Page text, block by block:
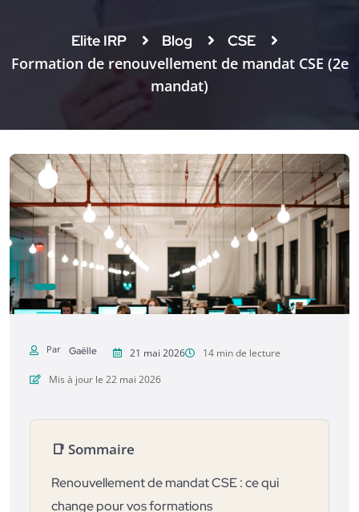
Elite IRP Blog CSE
Formation de renouvellement de mandat CSE (2e
mandat)
Par Gaëlle 21 mai 2026
14 min de lecture
Mis à jour le 22 mai 2026
📑 Sommaire
Renouvellement de mandat CSE : ce qui
change pour vos formations